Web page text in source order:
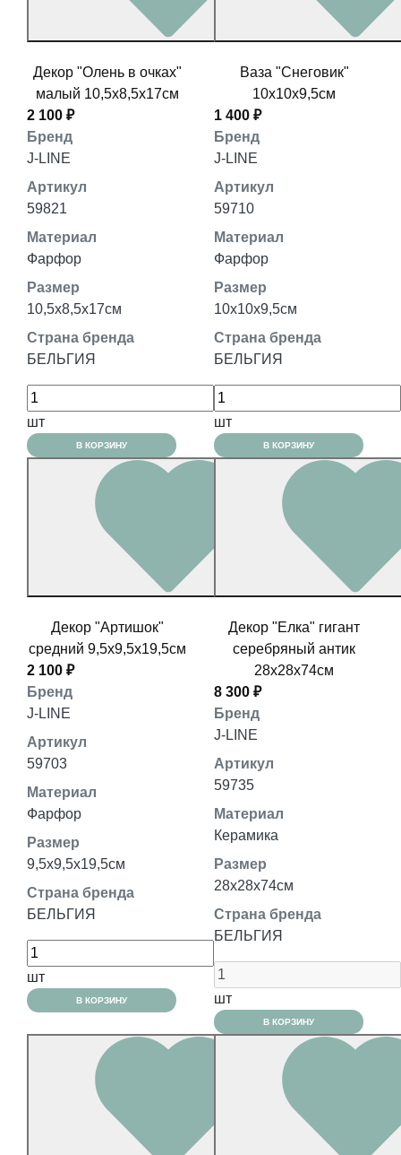
Декор "Олень в очках"
малый 10,5x8,5x17см
2 100 ₽
Бренд
J-LINE
Артикул
59821
Материал
Фарфор
Размер
10,5x8,5x17см
Страна бренда
БЕЛЬГИЯ
шт
В КОРЗИНУ
Ваза "Снеговик"
10x10x9,5см
1 400 ₽
Бренд
J-LINE
Артикул
59710
Материал
Фарфор
Размер
10x10x9,5см
Страна бренда
БЕЛЬГИЯ
шт
В КОРЗИНУ
Декор "Артишок"
средний 9,5x9,5x19,5см
2 100 ₽
Бренд
J-LINE
Артикул
59703
Материал
Фарфор
Размер
9,5x9,5x19,5см
Страна бренда
БЕЛЬГИЯ
шт
В КОРЗИНУ
Декор "Елка" гигант
серебряный антик
28x28x74см
8 300 ₽
Бренд
J-LINE
Артикул
59735
Материал
Керамика
Размер
28x28x74см
Страна бренда
БЕЛЬГИЯ
шт
В КОРЗИНУ